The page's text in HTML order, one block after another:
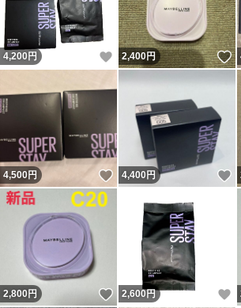
4,200 円 いいね！
2,400円
4,500円 いいね！
4,400円
2,800円 いいね！
2,600 円